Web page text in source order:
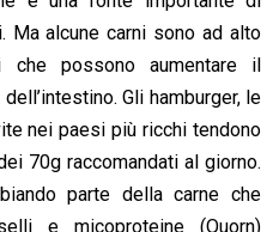
Ma alcune carni sono ad alto
possono aumentare il
Gli hamburger, le
nei paesi più ricchi tendono
70g raccomandati al giorno.
parte della carne che
e micoproteine ​​(Quorn)